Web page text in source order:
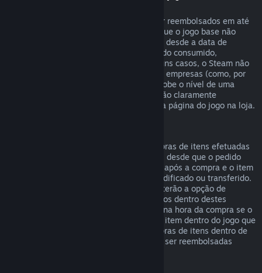
DLCs comprados na loja Steam podem ser reembolsados em até
14 dias após a data de compra, e desde que o jogo base não
tenha sido jogado por mais de duas horas desde a data de
compra do DLC, e que o DLC não tenha sido consumido,
modificado ou trocado. Nota que, em alguns casos, o Steam não
poderá reembolsar alguns DLCs de outras empresas (como, por
exemplo, um DLC que irreversivelmente sobe o nível de uma
personagem no jogo). Estas exceções serão claramente
apresentadas como não-reembolsáveis na página do jogo na loja.
O Steam oferecerá reembolsos para compras de itens efetuadas
dentro de jogos desenvolvidos pela Valve, desde que o pedido
seja efetuado num prazo de até 48 horas após a compra e o item
não tenha sido entretanto consumido, modificado ou transferido.
Developers de jogos de outras empresas terão a opção de
permitir reembolsos para compras em jogos dentro destes
mesmos termos. O Steam irá informar-te na hora da compra se o
developer do jogo permite reembolsos no item dentro do jogo que
estiveres a comprar. Caso contrário, compras de itens dentro de
jogos que não sejam da Valve não podem ser reembolsadas